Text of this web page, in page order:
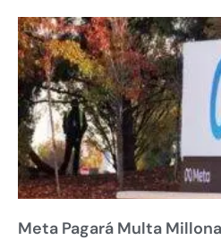
Meta Pagará Multa